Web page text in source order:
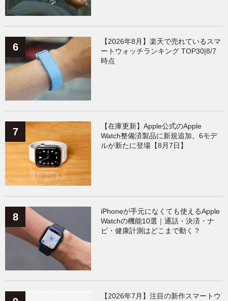
【2026年8月】楽天で売れているスマ
ートウォッチランキング TOP30|8/7
時点
【在庫更新】Apple公式のApple
Watch整備済製品に新規追加。6モデ
ルが新たに登場【8月7日】
iPhoneが手元になくても使えるApple
Watchの機能10選｜通話・決済・ナ
ビ・健康計測はどこまで動く？
【2026年7月】注目の新作スマートウ